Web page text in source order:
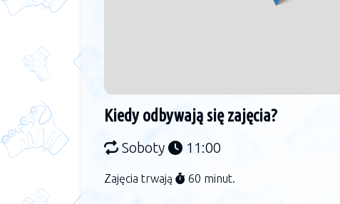
Kiedy odbywają się zajęcia?
Soboty 11:00
Zajęcia trwają 60 minut.